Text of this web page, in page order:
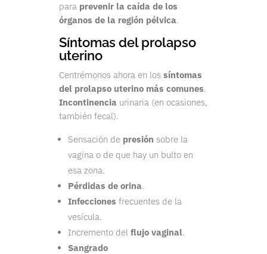
para prevenir la caída de los
órganos de la región pélvica.
Síntomas del prolapso
uterino
Centrémonos ahora en los síntomas
del prolapso uterino más comunes.
Incontinencia urinaria (en ocasiones,
también fecal).
Sensación de presión sobre la
vagina o de que hay un bulto en
esa zona.
Pérdidas de orina.
Infecciones frecuentes de la
vesícula.
Incremento del flujo vaginal.
Sangrado